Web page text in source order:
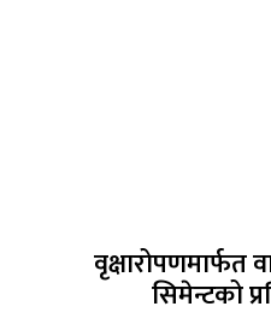
वृक्षारोपणमार्फत
सिमेन्टको